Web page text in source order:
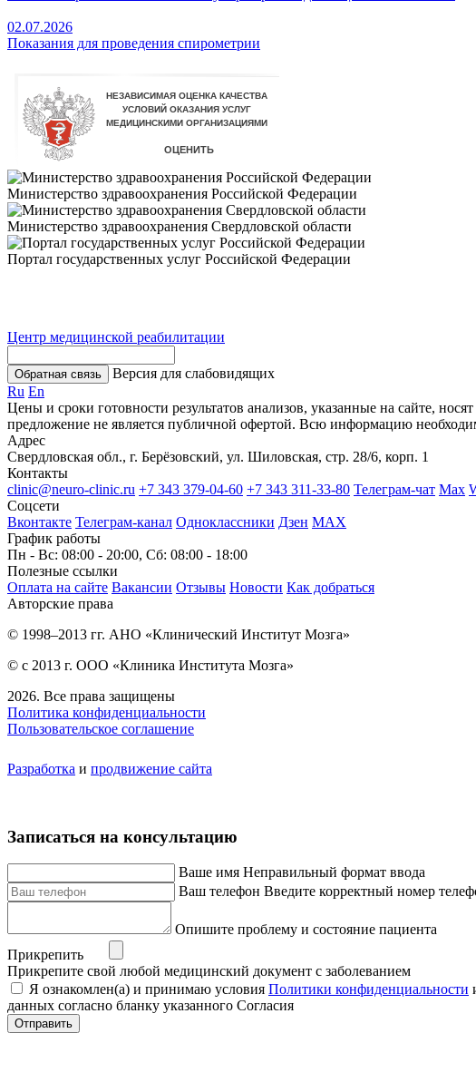
02.07.2026
Показания для проведения спирометрии
Министерство здравоохранения Российской Федерации
Министерство здравоохранения Свердловской области
Портал государственных услуг Российской Федерации
Центр медицинской реабилитации
Обратная связь
Версия для слабовидящих
Ru En
Цены и сроки готовности результатов анализов, указанные на сайте,
предложение не является публичной офертой. Всю информацию
Адрес
Свердловская обл., г. Берёзовский, ул. Шиловская, стр. 28/6, корп. 1
Контакты
clinic@neuro-clinic.ru +7 343 379-04-60 +7 343 311-33-80 Телеграм-чат Max
Соцсети
Вконтакте Телеграм-канал Одноклассники Дзен МАХ
График работы
Пн - Вс: 08:00 - 20:00, Сб: 08:00 - 18:00
Полезные ссылки
Оплата на сайте Вакансии Отзывы Новости Как добраться
Авторские права
© 1998–2013 гг. АНО «Клинический Институт Мозга»
© с 2013 г. ООО «Клиника Института Мозга»
2026. Все права защищены
Политика конфиденциальности
Пользовательское соглашение
Разработка и продвижение сайта
Записаться на консультацию
Ваше имя Неправильный формат ввода
Ваш телефон Введите корректный номер
Опишите проблему и состояние пациента
Прикрепить
Прикрепите свой любой медицинский документ с заболеванием
Я ознакомлен(а) и принимаю условия Политики конфиденциальности
данных согласно бланку указанного Согласия
Отправить